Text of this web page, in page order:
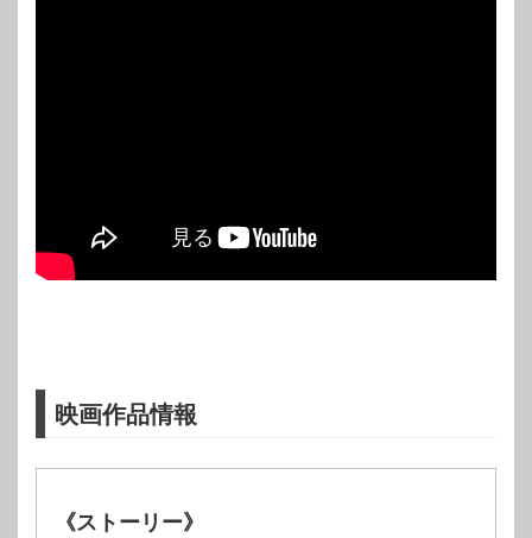
映画作品情報
《ストーリー》